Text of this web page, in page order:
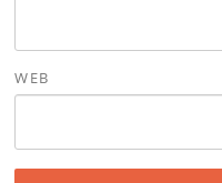
WEB